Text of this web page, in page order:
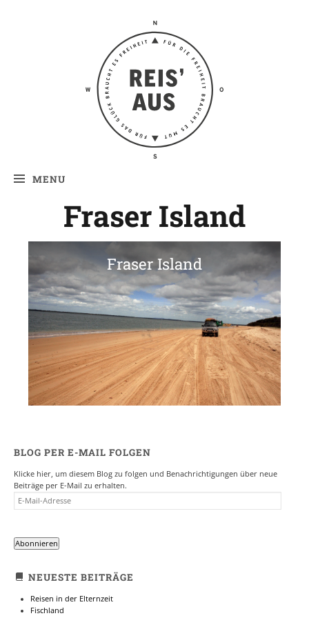
Reis' aus –
Reiseblog
MENU
Fraser Island
Fraser Island
BLOG PER E-MAIL FOLGEN
Klicke hier, um diesem Blog zu folgen und Benachrichtigungen über neue
Beiträge per E-Mail zu erhalten.
E-
MAIL-
Abonnieren
NEUESTE BEITRÄGE
Reisen in der Elternzeit
Fischland